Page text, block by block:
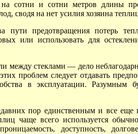
сотни и сотни метров длины
сводя на нет усилия хозяина
пути предотвращения потерь
или использовать для
междустеклами — дело
проблем следует отдавать
в эксплуатации. Разумным
пор единственным и все еще
чаще всего используется
доступность,